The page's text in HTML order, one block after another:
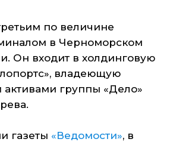
по величине
в Черноморском
Он входит в холдинговую
владеющую
группы «Дело»
газеты «Ведомости», в